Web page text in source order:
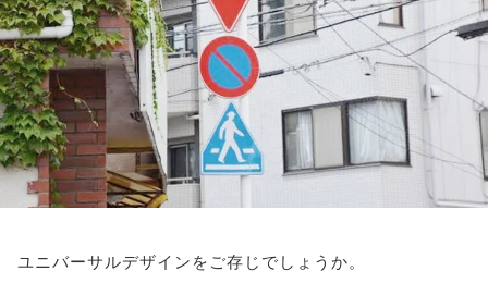
アイメイク・
アイケア
見えない・見えづ
らい方への
お役立ち情報
目のご利益
スポット
キーワードから探す
#ビルベリー #北欧 #アントシアニン
ユニバーサルデザインをご存じでしょうか。